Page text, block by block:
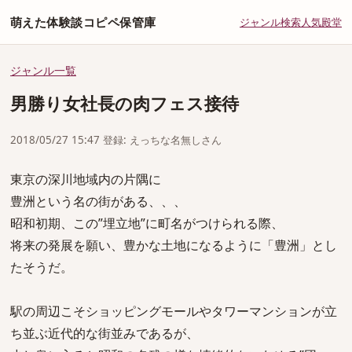
萌えた体験談コピペ保管庫 ジャンル検索人気殿堂
ジャンル一覧
男勝り女社長の肉フェス接待
2018/05/27 15:47 登録: えっちな名無しさん
東京の深川地域内の片隅に
豊洲という名の街がある、、、
昭和初期、この”埋立地”に町名がつけられる際、
将来の発展を願い、豊かな土地になるように「豊洲」とし
たそうだ。
駅の周辺こそショッピングモールやタワーマンションが立
ち並ぶ近代的な街並みであるが、